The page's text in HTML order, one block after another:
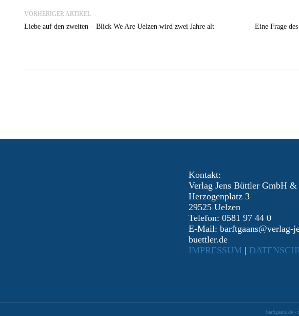
VORHERIGER ARTIKEL
Liebe auf den zweiten – Blick We Are Uelzen wird zwei Jahre alt
Eine Frage
Kontakt:
Verlag Jens Büttler GmbH
Herzogenplatz 3
29525 Uelzen
Telefon: 0581 97 44 0
E-Mail: barftgaans@verlag-
buettler.de
IMPRESSUM |
barftgaans.de